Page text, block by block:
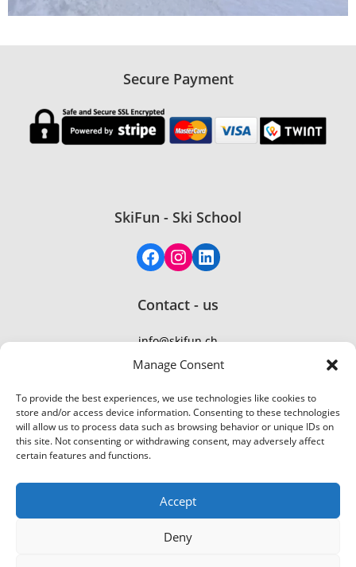
Manage Consent
To provide the best experiences, we use technologies like cookies to
store and/or access device information. Consenting to these technologies
will allow us to process data such as browsing behavior or unique IDs on
this site. Not consenting or withdrawing consent, may adversely affect
certain features and functions.
Accept
Deny
Corinna Ast Marcel Hagen
Secure Payment
SkiFun - Ski School
Contact - us
info@skifun.ch
TEL: +41 77 410 21 01